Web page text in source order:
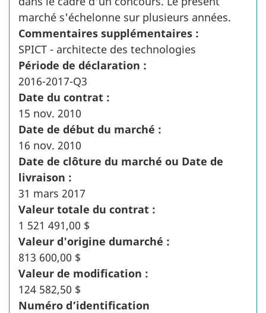
marché s'échelonne sur plusieurs années.
Commentaires supplémentaires :
SPICT - architecte des technologies
Période de déclaration :
2016-2017-Q3
Date du contrat :
15 nov. 2010
Date de début du marché :
16 nov. 2010
Date de clôture du marché ou Date de
livraison :
31 mars 2017
Valeur totale du contrat :
1 521 491,00 $
Valeur d'origine dumarché :
813 600,00 $
Valeur de modification :
124 582,50 $
Numéro d’identification